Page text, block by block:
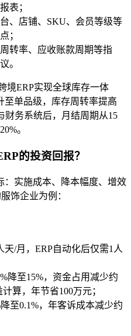
表；
、店铺、SKU、会员等级等
；
转率、应收账款周期等指
。
境ERP实现全球库存一体
单品级，库存周转率提高
财务系统后，月结周期从15
。
的投资回报？
：实施成本、降本幅度、增效
饰企业为例：
/月，ERP自动化后仅需1人
降至15%，资金占用减少约
算，年节省100万元；
至0.1%，年客诉成本减少约